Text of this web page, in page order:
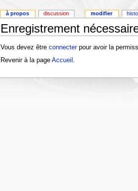
Enregistrement
Vous devez être connecterpour avoir la
Revenir à la page Accueil
à propos discussion modifier